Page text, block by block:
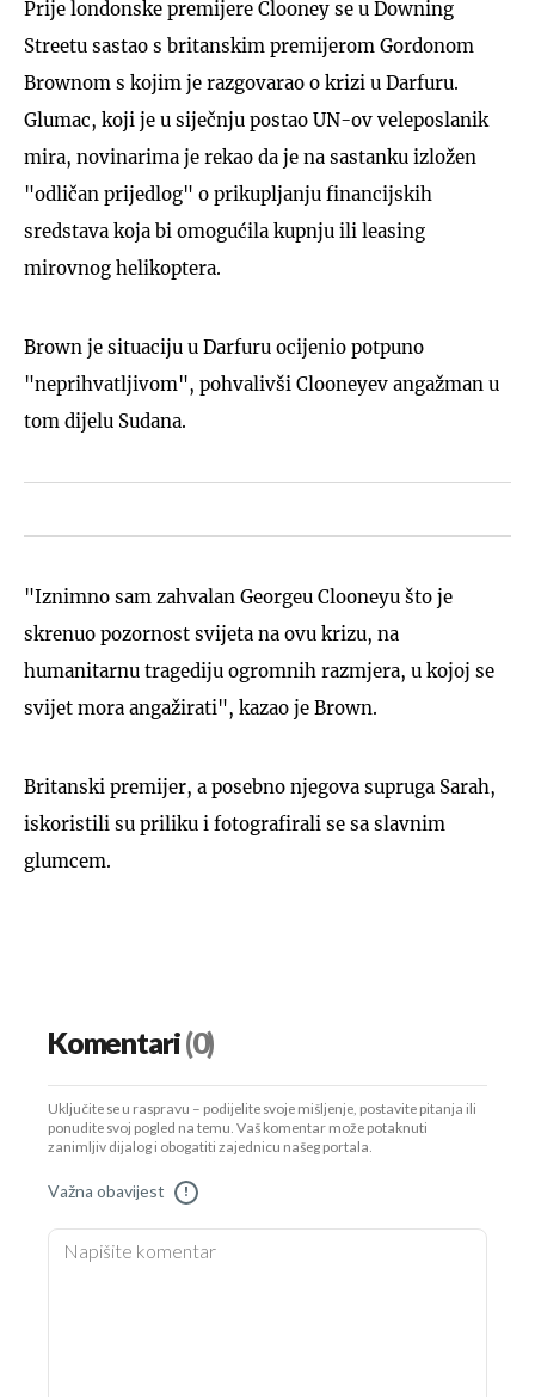
Prije londonske premijere Clooney se u Downing
Streetu sastao s britanskim premijerom Gordonom
Brownom s kojim je razgovarao o krizi u Darfuru.
Glumac, koji je u siječnju postao UN-ov veleposlanik
mira, novinarima je rekao da je na sastanku izložen
"odličan prijedlog" o prikupljanju financijskih
sredstava koja bi omogućila kupnju ili leasing
mirovnog helikoptera.
Brown je situaciju u Darfuru ocijenio potpuno
"neprihvatljivom", pohvalivši Clooneyev angažman u
tom dijelu Sudana.
"Iznimno sam zahvalan Georgeu Clooneyu što je
skrenuo pozornost svijeta na ovu krizu, na
humanitarnu tragediju ogromnih razmjera, u kojoj se
svijet mora angažirati", kazao je Brown.
Britanski premijer, a posebno njegova supruga Sarah,
iskoristili su priliku i fotografirali se sa slavnim
glumcem.
Komentari(0)
Uključite se u raspravu – podijelite svoje mišljenje, postavite pitanja ili
ponudite svoj pogled na temu. Vaš komentar može potaknuti
zanimljiv dijalog i obogatiti zajednicu našeg portala.
Važna obavijest !